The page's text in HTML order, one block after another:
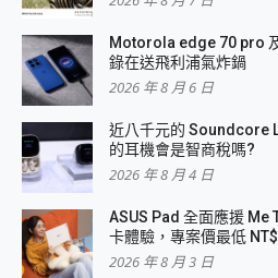
Motorola edge 70 pro
錄在送飛利浦氣炸鍋
2026 年 8 月 6 日
近八千元的 Soundcore
的耳機會是智商稅嗎?
2026 年 8 月 4 日
ASUS Pad 全面應援 Me
卡體驗，專案價最低
2026 年 8 月 3 日